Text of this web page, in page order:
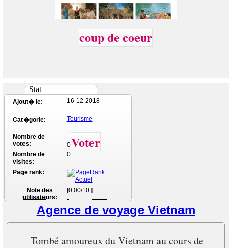
coup de coeur
Stat
Ajout� le: 16-12-2018
Cat�gorie: Tourisme
Nombre de
votes:
0Voter
Nombre de
visites:
0
Page rank:
Note des
utilisateurs:
[0.00/10 ]
Agence de voyage Vietnam
Tombé amoureux du Vietnam au cours de